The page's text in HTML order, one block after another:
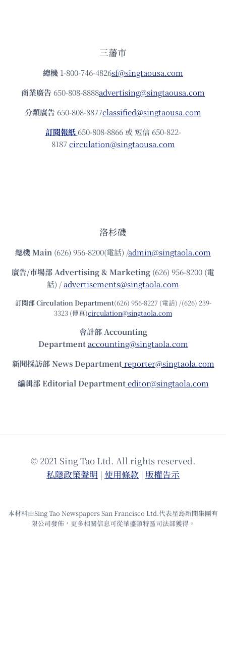
三藩市
總機 1-800-746-4826sf@singtaousa.com
商業廣告 650-808-8888advertising@singtaousa.com
分類廣告 650-808-8877classified@singtaousa.com
訂閱報紙 650-808-8866 或 短信 650-822-
8187circulation@singtaousa.com
洛杉磯
總機Main (626) 956-8200(電話) /admin@singtaola.com
廣告/市場部Advertising & Marketing (626) 956-8200 (電
話) /advertisements@singtaola.com
訂閱部 Circulation Department(626) 956-8227 (電話) /(626) 239-
3323 (傳真)circulation@singtaola.com
會計部 Accounting
Department accounting@singtaola.com
新聞採訪部 News Department reporter@singtaola.com
編輯部 Editorial Department editor@singtaola.com
© 2021 Sing Tao Ltd. All rights reserved.
私隱政策聲明 | 使⽤條款 | 版權告⽰
本材料由Sing Tao Newspapers San Francisco Ltd.代表星島新聞集團有
限公司發佈，更多相關信息可從華盛頓特區司法部獲得。